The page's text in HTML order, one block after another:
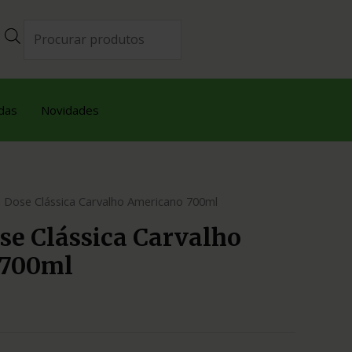
Novidades
Clássica Carvalho Americano 700ml
Clássica Carvalho